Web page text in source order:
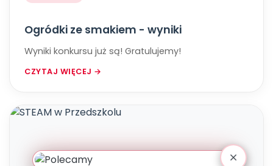
Ogródki ze smakiem - wyniki
Wyniki konkursu już są! Gratulujemy!
CZYTAJ WIĘCEJ →